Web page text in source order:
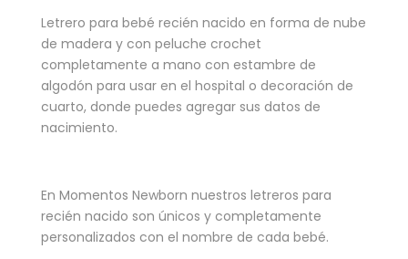
PLANTAS
-
LETRERO
PARA
BEBÉ
cantidad
Letrero para bebé recién nacido en forma de nube
de madera y con peluche crochet
completamente a mano con estambre de
algodón para usar en el hospital o decoración de
cuarto, donde puedes agregar sus datos de
nacimiento.
En Momentos Newborn nuestros letreros para
recién nacido son únicos y completamente
personalizados con el nombre de cada bebé.